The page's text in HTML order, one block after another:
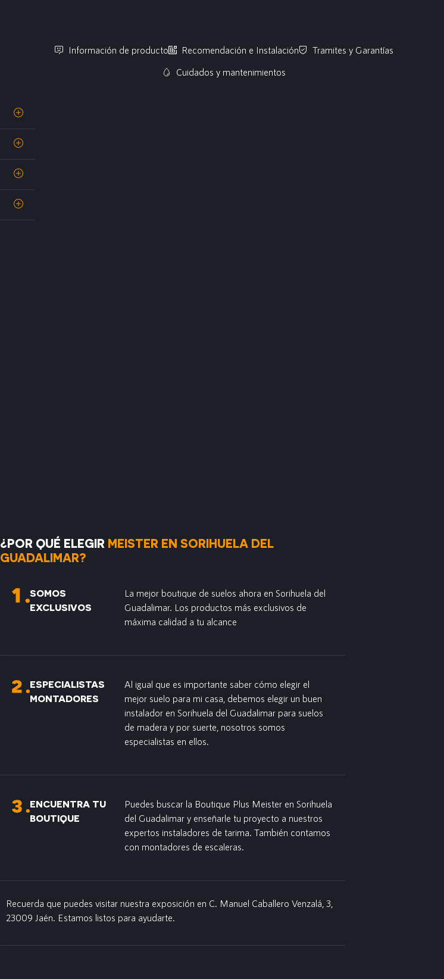
Información de producto Recomendación e Instalación
Tramites y Garantías
Cuidados y mantenimientos
¿POR QUÉ ELEGIR MEISTER EN SORIHUELA DEL
GUADALIMAR?
SOMOS
EXCLUSIVOS
La mejor boutique de suelos ahora en Sorihuela del
Guadalimar. Los productos más exclusivos de
máxima calidad a tu alcance
ESPECIALISTAS
MONTADORES
Al igual que es importante saber cómo elegir el
mejor suelo para mi casa, debemos elegir un buen
instalador en Sorihuela del Guadalimar para suelos
de madera y por suerte, nosotros somos
especialistas en ellos.
ENCUENTRA TU
BOUTIQUE
Puedes buscar la Boutique Plus Meister en Sorihuela
del Guadalimar y enseñarle tu proyecto a nuestros
expertos instaladores de tarima. También contamos
con montadores de escaleras.
Recuerda que puedes visitar nuestra exposición en C. Manuel Caballero Venzalá, 3,
23009 Jaén. Estamos listos para ayudarte.